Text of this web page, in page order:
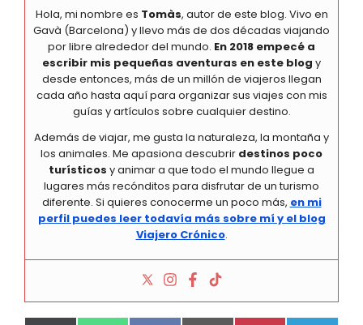
Hola, mi nombre es Tomàs, autor de este blog. Vivo en
Gavà (Barcelona) y llevo más de dos décadas viajando
por libre alrededor del mundo. En 2018 empecé a
escribir mis pequeñas aventuras en este blog y
desde entonces, más de un millón de viajeros llegan
cada año hasta aquí para organizar sus viajes con mis
guías y artículos sobre cualquier destino.
Además de viajar, me gusta la naturaleza, la montaña y
los animales. Me apasiona descubrir destinos poco
turísticos y animar a que todo el mundo llegue a
lugares más recónditos para disfrutar de un turismo
diferente. Si quieres conocerme un poco más, en mi
perfil puedes leer todavía más sobre mí y el blog
Viajero Crónico.